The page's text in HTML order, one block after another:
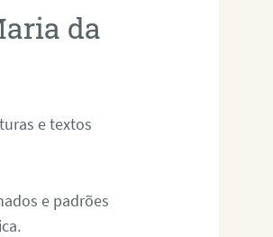
da
e textos
e padrões